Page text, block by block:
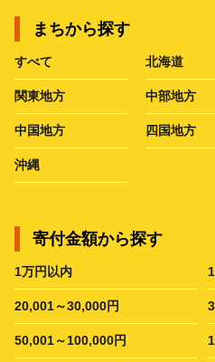
まちから探す
すべて 北海道
関東地方 中部地方
中国地方 四国地方
沖縄
寄付金額から探す
1万円以内
20,001～30,000円
50,001～100,000円